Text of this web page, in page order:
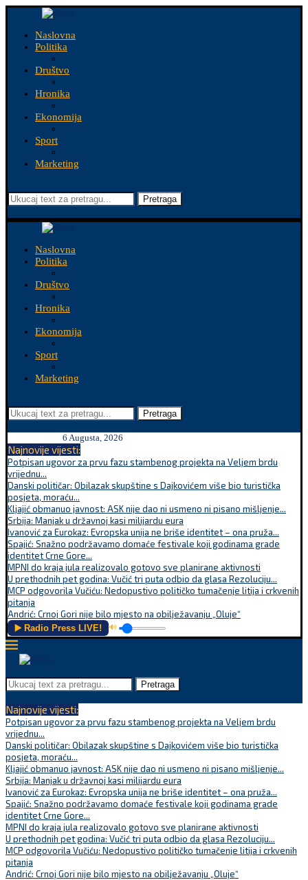
Naslovna
Politika
Društvo
Hronika
Ekonomija
Sport
Marketing
Pretraga
Naslovna
Politika
Društvo
Hronika
Ekonomija
Sport
Marketing
Pretraga
6 Augusta, 2026
Najnovije vijesti:
Potpisan ugovor za prvu fazu stambenog projekta na Veljem brdu
vrijednu...
Danski političar: Obilazak skupštine s Dajkovićem više bio turistička
posjeta, moraću...
Kljajić obmanuo javnost: ASK nije dao ni usmeno ni pisano mišljenje...
Srbija: Manjak u državnoj kasi milijardu eura
Ivanović za Eurokaz: Evropska unija ne briše identitet – ona pruža...
Spajić: Snažno podržavamo domaće festivale koji godinama grade
identitet Crne Gore...
MPNI do kraja jula realizovalo gotovo sve planirane aktivnosti
U prethodnih pet godina: Vučić tri puta odbio da glasa Rezoluciju...
MCP odgovorila Vučiću: Nedopustivo političko tumačenje litija i crkvenih
pitanja
Andrić: Crnoj Gori nije bilo mjesto na obilježavanju „Oluje“
▶️ Radio Press LIVE! 🔊
Pretraga
Najnovije vijesti:
Potpisan ugovor za prvu fazu stambenog projekta na Veljem brdu
vrijednu...
Danski političar: Obilazak skupštine s Dajkovićem više bio turistička
posjeta, moraću...
Kljajić obmanuo javnost: ASK nije dao ni usmeno ni pisano mišljenje...
Srbija: Manjak u državnoj kasi milijardu eura
Ivanović za Eurokaz: Evropska unija ne briše identitet – ona pruža...
Spajić: Snažno podržavamo domaće festivale koji godinama grade
identitet Crne Gore...
MPNI do kraja jula realizovalo gotovo sve planirane aktivnosti
U prethodnih pet godina: Vučić tri puta odbio da glasa Rezoluciju...
MCP odgovorila Vučiću: Nedopustivo političko tumačenje litija i crkvenih
pitanja
Andrić: Crnoj Gori nije bilo mjesto na obilježavanju „Oluje“